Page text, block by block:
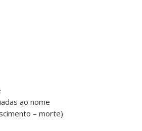
ao nome
– morte)